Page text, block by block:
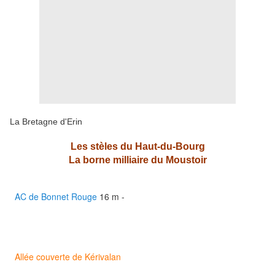
La Bretagne d'Erin
Les stèles du Haut-du-Bourg
La borne milliaire du Moustoir
AC de Bonnet Rouge 16 m -
Allée couverte de Kérivalan